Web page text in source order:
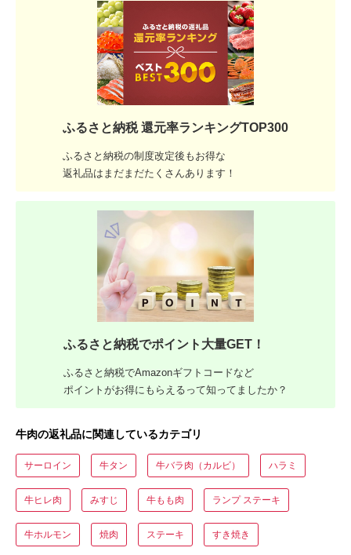
ふるさと納税 還元率ランキングTOP300
ふるさと納税の制度改定後もお得な
返礼品はまだまだたくさんあります！
ふるさと納税でポイント大量GET！
ふるさと納税でAmazonギフトコードなど
ポイントがお得にもらえるって知ってましたか？
牛肉の返礼品に関連しているカテゴリ
サーロイン 牛タン 牛バラ肉（カルビ） ハラミ
牛ヒレ肉 みすじ 牛もも肉 ランプ ステーキ
牛ホルモン 焼肉 ステーキ すき焼き